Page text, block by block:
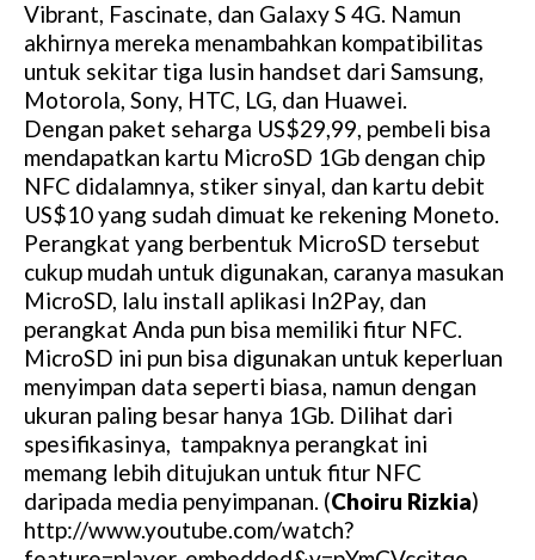
Vibrant, Fascinate, dan Galaxy S 4G. Namun
akhirnya mereka menambahkan kompatibilitas
untuk sekitar tiga lusin handset dari Samsung,
Motorola, Sony, HTC, LG, dan Huawei.
Dengan paket seharga US$29,99, pembeli bisa
mendapatkan kartu MicroSD 1Gb dengan chip
NFC didalamnya, stiker sinyal, dan kartu debit
US$10 yang sudah dimuat ke rekening Moneto.
Perangkat yang berbentuk MicroSD tersebut
cukup mudah untuk digunakan, caranya masukan
MicroSD, lalu install aplikasi In2Pay, dan
perangkat Anda pun bisa memiliki fitur NFC.
MicroSD ini pun bisa digunakan untuk keperluan
menyimpan data seperti biasa, namun dengan
ukuran paling besar hanya 1Gb. Dilihat dari
spesifikasinya, tampaknya perangkat ini
memang lebih ditujukan untuk fitur NFC
daripada media penyimpanan. (Choiru Rizkia)
http://www.youtube.com/watch?